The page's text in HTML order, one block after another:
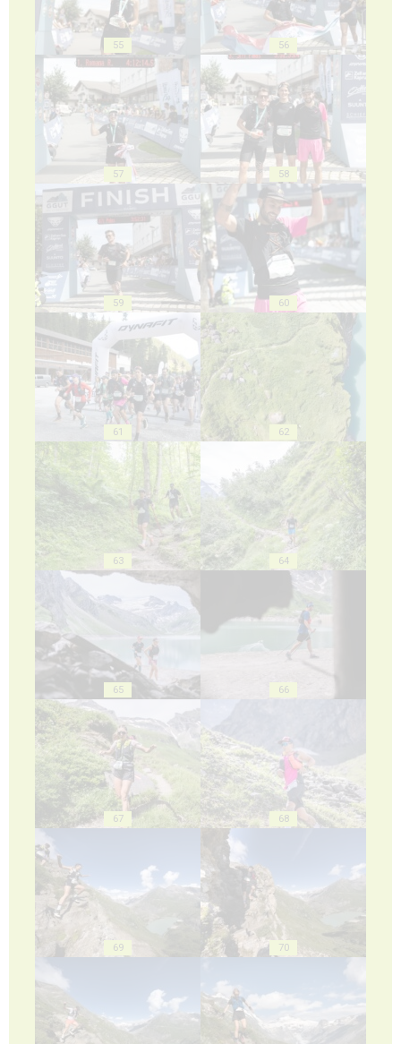
55 56
57 58
59 60
61 62
63 64
65 66
67 68
69 70